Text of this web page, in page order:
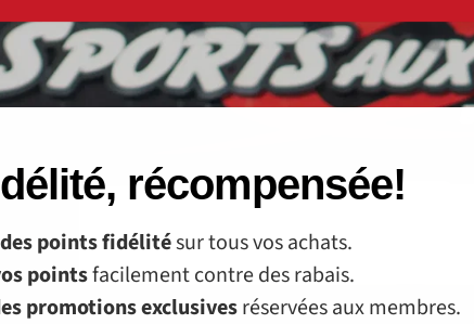
récompensée!
points fidélitésur tous vos achats.
pointsfacilement contre des rabais.
promotions exclusivesréservées aux membres.